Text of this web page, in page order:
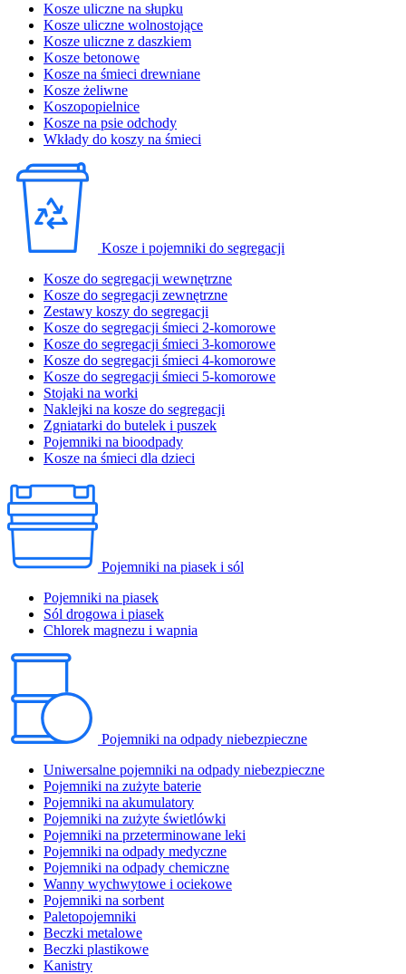
Kosze uliczne na słupku
Kosze uliczne wolnostojące
Kosze uliczne z daszkiem
Kosze betonowe
Kosze na śmieci drewniane
Kosze żeliwne
Koszopopielnice
Kosze na psie odchody
Wkłady do koszy na śmieci
Kosze i pojemniki do segregacji
Kosze do segregacji wewnętrzne
Kosze do segregacji zewnętrzne
Zestawy koszy do segregacji
Kosze do segregacji śmieci 2-komorowe
Kosze do segregacji śmieci 3-komorowe
Kosze do segregacji śmieci 4-komorowe
Kosze do segregacji śmieci 5-komorowe
Stojaki na worki
Naklejki na kosze do segregacji
Zgniatarki do butelek i puszek
Pojemniki na bioodpady
Kosze na śmieci dla dzieci
Pojemniki na piasek i sól
Pojemniki na piasek
Sól drogowa i piasek
Chlorek magnezu i wapnia
Pojemniki na odpady niebezpieczne
Uniwersalne pojemniki na odpady niebezpieczne
Pojemniki na zużyte baterie
Pojemniki na akumulatory
Pojemniki na zużyte świetlówki
Pojemniki na przeterminowane leki
Pojemniki na odpady medyczne
Pojemniki na odpady chemiczne
Wanny wychwytowe i ociekowe
Pojemniki na sorbent
Paletopojemniki
Beczki metalowe
Beczki plastikowe
Kanistry